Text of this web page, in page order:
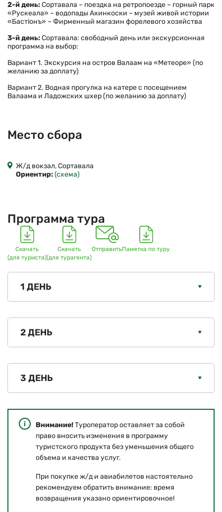
2-й день:Сортавала – поездка на ретропоезде – горный парк
«Рускеала» – водопады Ахинкоски – музей живой истории
«Бастiонъ» – Фирменный магазин форелевого хозяйства
3-й день:Сортавала: свободный день или экскурсионная
программа на выбор:
Вариант 1. Экскурсия на остров Валаам на «Метеоре» (по
желанию за доплату)
Вариант 2. Водная прогулка на катере с посещением
Валаама и Ладожских шхер (по желанию за доплату)
Место сбора
Ж/д вокзал, Сортавала
Ориентир:(схема)
Программа тура
Скачать
(для туриста)
Скачать
(для турагента)
ОтправитьПамятка по туру
1 ДЕНЬ
2 ДЕНЬ
3 ДЕНЬ
Внимание!Туроператор оставляет за собой
право вносить изменения в программу
туристского продукта без уменьшения общего
объема и качества услуг.
При покупке ж/д и авиабилетов настоятельно
рекомендуем обратить внимание: время
возвращения указано ориентировочное!